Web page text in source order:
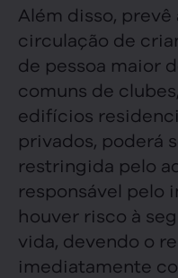
Além disso,
circulação de
de pessoa maior
comuns de
edifícios
privados, poderá
restringida pelo
responsável pelo
houver risco à
vida, devendo o
imediatamente